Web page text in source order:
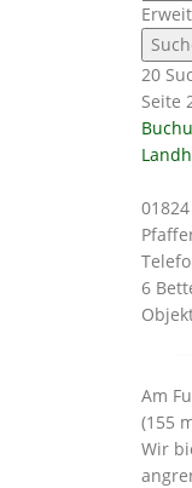
20
Seite
01824
6
Am
(155
Wir